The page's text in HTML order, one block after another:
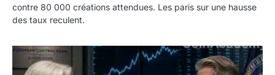
contre 80 000 créations attendues. Les paris sur une hausse
des taux reculent.
Yen : Washington a vendu des euros sans prévenir la